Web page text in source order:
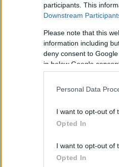
participants. This
Downstream
Please note that this
information including
deny consent to
in below Google
Personal Data
I want to opt-out of
Opted In
I want to opt-out of
Opted In
. Το site προστατεύεται